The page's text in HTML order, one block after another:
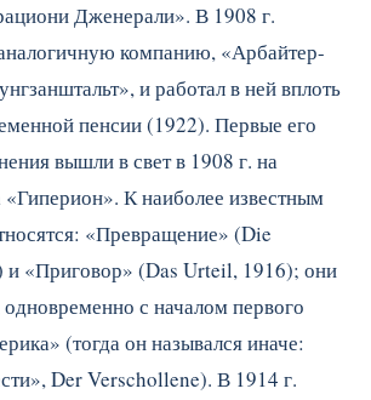
Дженерали». В 1908 г.
компанию, «Арбайтер-
и работал в ней вплоть
пенсии (1922). Первые его
вышли в свет в 1908 г. на
К наиболее известным
«Превращение» (Die
«Приговор» (Das Urteil, 1916); они
с началом первого
(тогда он назывался иначе:
Der Verschollene). В 1914 г.